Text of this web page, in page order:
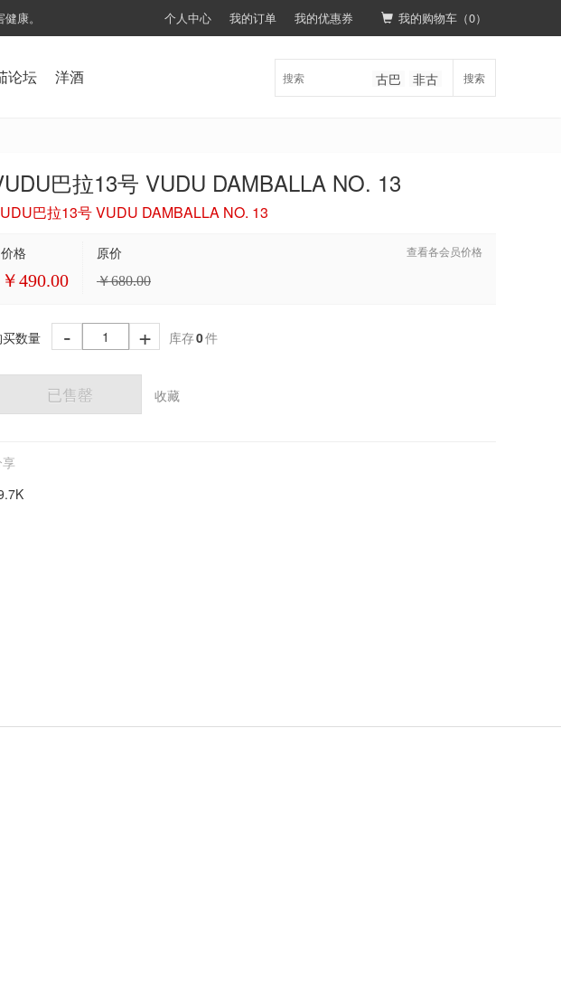
个人中心 我的订单 我的优惠券
康。 我的购物车（0）
论坛 洋酒 搜索
古巴 非古
巴拉13号 VUDU DAMBALLA NO. 13
巴拉13号 VUDU DAMBALLA NO. 13
查看各会员价格
价格
￥490.00
原价
￥680.00
买数量 - + 库存0件
已售罄 收藏